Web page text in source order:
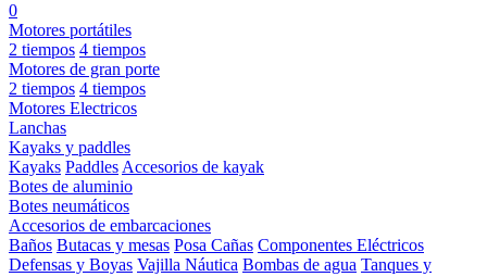
0
Motores portátiles
2 tiempos 4 tiempos
Motores de gran porte
2 tiempos 4 tiempos
Motores Electricos
Lanchas
Kayaks y paddles
Kayaks Paddles Accesorios de kayak
Botes de aluminio
Botes neumáticos
Accesorios de embarcaciones
Baños Butacas y mesas Posa Cañas Componentes Eléctricos
Defensas y Boyas Vajilla Náutica Bombas de agua Tanques y